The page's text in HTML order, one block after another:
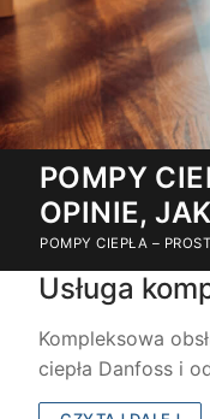
Przejdź
treści
POMPY
OPINIE,
POMPY CIEPŁA –
Usługa
Kompleksowa
ciepła Danfoss i